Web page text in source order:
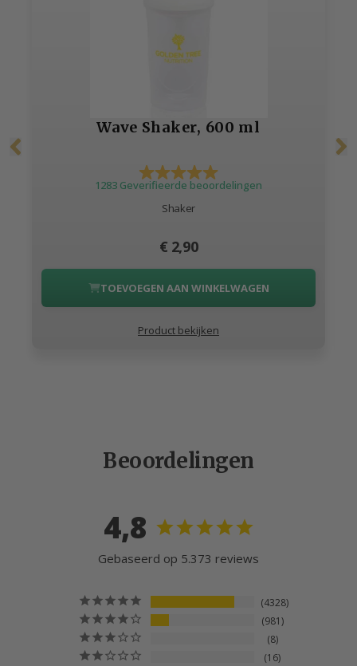
Wave Shaker, 600 ml
1283 Geverifieerde beoordelingen
Shaker
€ 2,90
TOEVOEGEN AAN WINKELWAGEN
Product bekijken
Beoordelingen
4,8
Gebaseerd op 5.373 reviews
4328
981
8
16